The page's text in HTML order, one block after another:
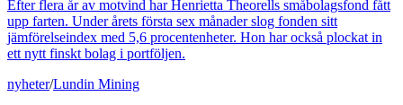
Efter flera år av motvind har Henrietta Theorells småbolagsfond fått
upp farten. Under årets första sex månader slog fonden sitt
jämförelseindex med 5,6 procentenheter. Hon har också plockat in
ett nytt finskt bolag i portföljen.
nyheter/Lundin Mining